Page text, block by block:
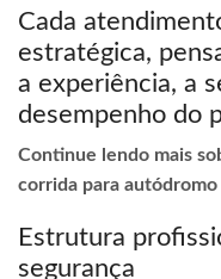
Cada
estratégica,
a experiência, a
desempenho do
Continue lendo mais
corrida para autódromo
Estrutura
segurança